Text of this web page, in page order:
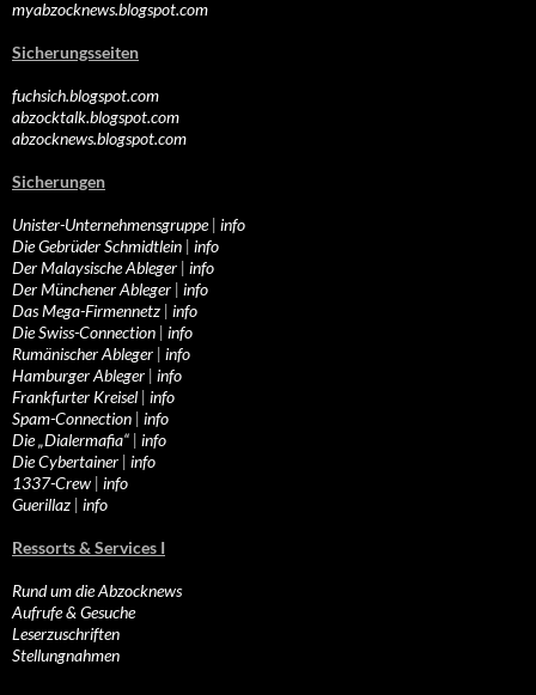
myabzocknews.blogspot.com
Sicherungsseiten
fuchsich.blogspot.com
abzocktalk.blogspot.com
abzocknews.blogspot.com
Sicherungen
Unister-Unternehmensgruppe| info
Die Gebrüder Schmidtlein | info
Der Malaysische Ableger | info
Der Münchener Ableger | info
Das Mega-Firmennetz | info
Die Swiss-Connection | info
Rumänischer Ableger | info
Hamburger Ableger | info
Frankfurter Kreisel | info
Spam-Connection | info
Die „Dialermafia“ | info
Die Cybertainer | info
1337-Crew | info
Guerillaz | info
Ressorts & Services I
Rund um die Abzocknews
Aufrufe & Gesuche
Leserzuschriften
Stellungnahmen